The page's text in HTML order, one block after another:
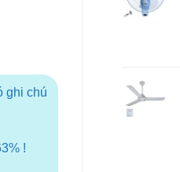
ghi chú
!